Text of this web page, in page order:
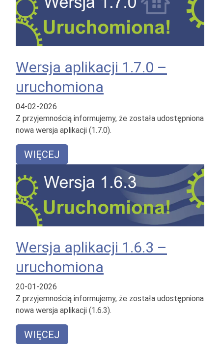
Wersja aplikacji 1.7.0 –
uruchomiona
04-02-2026
Z przyjemnością informujemy, że została udostępniona
nowa wersja aplikacji (1.7.0).
WIĘCEJ
Wersja aplikacji 1.6.3 –
uruchomiona
20-01-2026
Z przyjemnością informujemy, że została udostępniona
nowa wersja aplikacji (1.6.3).
WIĘCEJ